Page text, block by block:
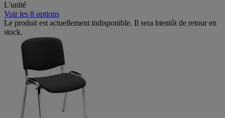
L'unité
Voir les 8 options
Le produit est actuellement indisponible. Il sera bientôt de retour en
stock.